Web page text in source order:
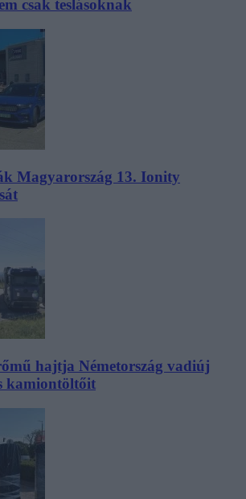
csak teslásoknak
Magyarország 13. Ionity
hajtja Németország vadiúj
kamiontöltőit